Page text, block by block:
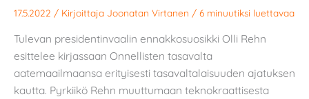
17.5.2022 / Kirjoittaja Joonatan Virtanen / 6 minuutiksi luettavaa
Tulevan presidentinvaalin ennakkosuosikki Olli Rehn
esittelee kirjassaan Onnellisten tasavalta
aatemaailmaansa erityisesti tasavaltalaisuuden ajatuksen
kautta. Pyrkiikö Rehn muuttumaan teknokraattisesta